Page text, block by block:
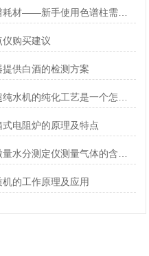
岛津色谱耗材——新手使用色谱柱需要注意什么？
购买建议
提供白酒的检测方案
式电阻炉的原理及特点
的工作原理及应用